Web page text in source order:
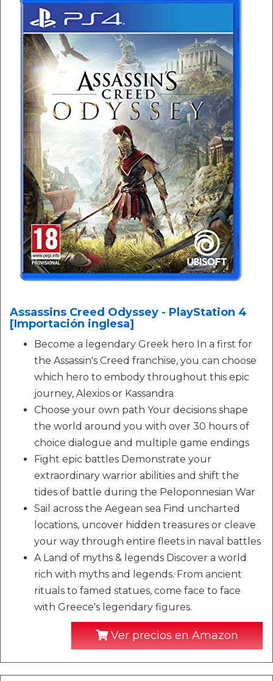
Assassins Creed Odyssey - PlayStation 4
[Importación inglesa]
Become a legendary Greek hero In a first for
the Assassin's Creed franchise, you can choose
which hero to embody throughout this epic
journey, Alexios or Kassandra
Choose your own path Your decisions shape
the world around you with over 30 hours of
choice dialogue and multiple game endings
Fight epic battles Demonstrate your
extraordinary warrior abilities and shift the
tides of battle during the Peloponnesian War
Sail across the Aegean sea Find uncharted
locations, uncover hidden treasures or cleave
your way through entire fleets in naval battles
A Land of myths & legends Discover a world
rich with myths and legends. From ancient
rituals to famed statues, come face to face
with Greece's legendary figures.
Ver precios en Amazon